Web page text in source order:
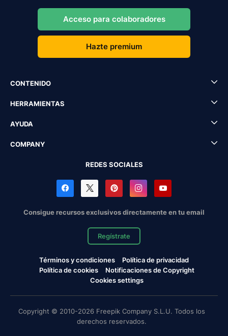
Acceso para colaboradores
Hazte premium
CONTENIDO
HERRAMIENTAS
AYUDA
COMPANY
REDES SOCIALES
Consigue recursos exclusivos directamente en tu email
Regístrate
Términos y condiciones
Política de privacidad
Política de cookies
Notificaciones de Copyright
Cookies settings
Copyright © 2010-2026 Freepik Company S.L.U. Todos los
derechos reservados.